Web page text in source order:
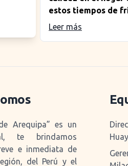
estos tiempos de
Leer más
Arequipa” es un
te brindamos
e inmediata de
del Perú y el